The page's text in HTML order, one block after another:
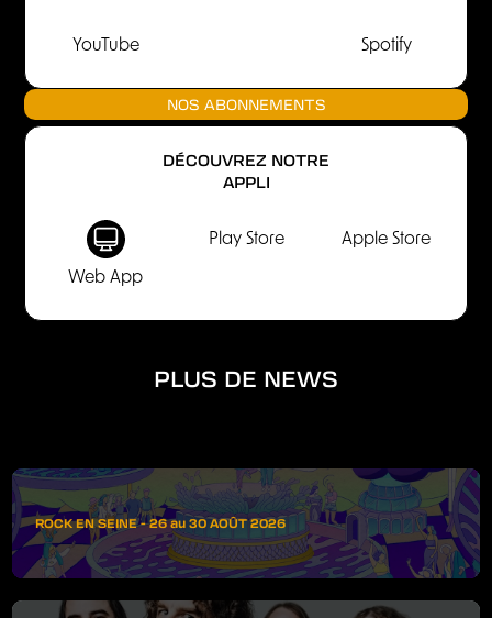
YouTube Spotify
NOS ABONNEMENTS
DÉCOUVREZ NOTRE
APPLI
Web App
Play Store Apple Store
PLUS DE NEWS
ROCK EN SEINE - 26 au 30 AOÛT 2026